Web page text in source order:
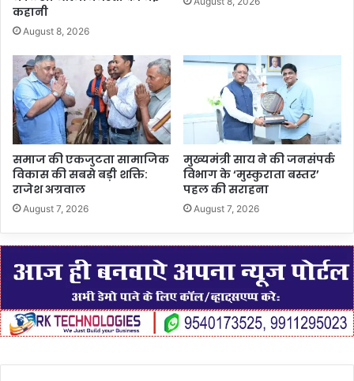
कहानी
August 8, 2026
समाज की एकजुटता सामाजिक
विकास की सबसे बड़ी शक्ति:
राजेश अग्रवाल
August 7, 2026
मुख्यमंत्री साय ने की जनसंपर्क
विभाग के ‘मुस्कुराता बस्तर’
पहल की सराहना
August 7, 2026